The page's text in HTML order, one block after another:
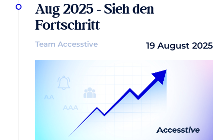
Aug 2025 - Sieh den
Fortschritt
Team Accesstive 19 August 2025